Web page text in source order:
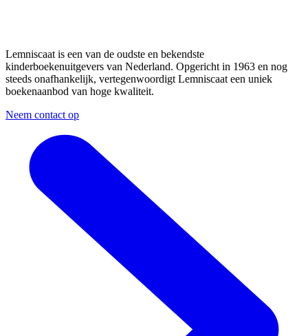
Lemniscaat is een van de oudste en bekendste
kinderboekenuitgevers van Nederland. Opgericht in 1963 en nog
steeds onafhankelijk, vertegenwoordigt Lemniscaat een uniek
boekenaanbod van hoge kwaliteit.
Neem contact op